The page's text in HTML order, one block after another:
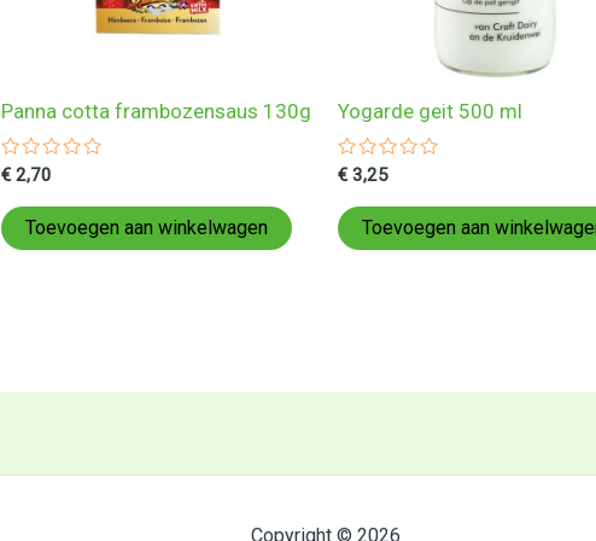
Panna cotta frambozensaus 130g
Gewaardeerd
uit
5
€2,70
Toevoegen aan winkelwagen
Yogarde geit 500 ml
Gewaardeerd
uit
5
€ 3,25
Toevoegen aan
Copyright © 2026